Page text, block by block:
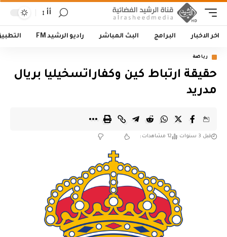
أأ
اخر الاخبار البرامج البث المباشر راديو الرشيد FM
رياضة
حقيقة ارتباط كين وكفاراتسخيليا بريال
مدريد
قبل 3 سنوات 12 مشاهدات